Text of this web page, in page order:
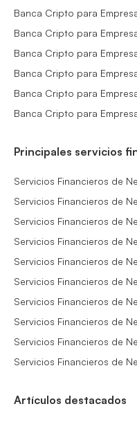
Banca Cripto para
Banca Cripto para
Banca Cripto para
Banca Cripto para
Banca Cripto para
Banca Cripto para
Principales servicios
Servicios Financieros de
Servicios Financieros de
Servicios Financieros de
Servicios Financieros de
Servicios Financieros de
Servicios Financieros de
Servicios Financieros de
Servicios Financieros de
Servicios Financieros de
Servicios Financieros de
Artículos destacados